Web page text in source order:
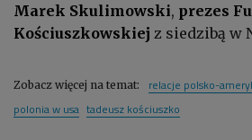
Marek Skulimowski, prezes
Kościuszkowskiej z siedzibą w
Zobacz więcej na temat: relacje polsko-
polonia w usa tadeusz kościuszko